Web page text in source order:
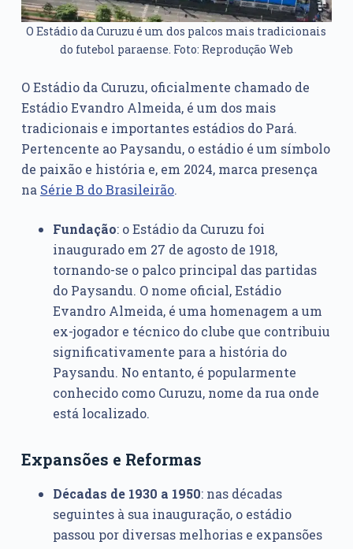
O Estádio da Curuzu é um dos palcos mais tradicionais
do futebol paraense. Foto: Reprodução Web
O Estádio da Curuzu, oficialmente chamado de
Estádio Evandro Almeida, é um dos mais
tradicionais e importantes estádios do Pará.
Pertencente ao Paysandu, o estádio é um símbolo
de paixão e história e, em 2024, marca presença
na Série B do Brasileirão.
Fundação: o Estádio da Curuzu foi
inaugurado em 27 de agosto de 1918,
tornando-se o palco principal das partidas
do Paysandu. O nome oficial, Estádio
Evandro Almeida, é uma homenagem a um
ex-jogador e técnico do clube que contribuiu
significativamente para a história do
Paysandu. No entanto, é popularmente
conhecido como Curuzu, nome da rua onde
está localizado.
Expansões e Reformas
Décadas de 1930 a 1950: nas décadas
seguintes à sua inauguração, o estádio
passou por diversas melhorias e expansões